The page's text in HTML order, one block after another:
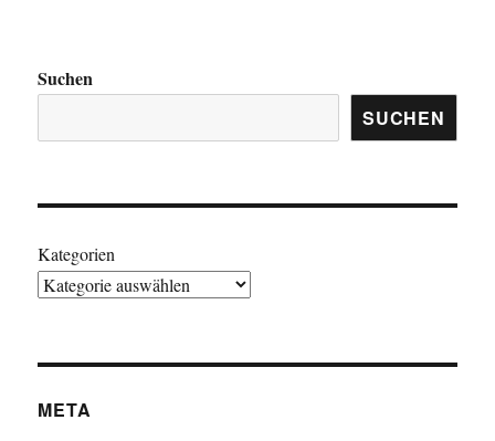
Suchen
SUCHEN
Kategorien
META